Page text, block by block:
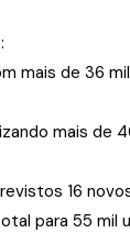
mais de 36
mais de
16
para 55 mil